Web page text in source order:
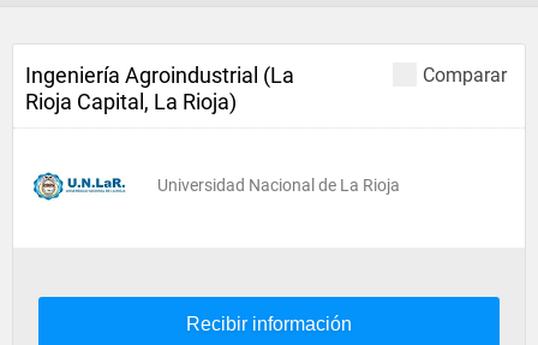
Comparar
Ingeniería Agroindustrial (La
Rioja Capital, La Rioja)
Universidad Nacional de La Rioja
Recibir información